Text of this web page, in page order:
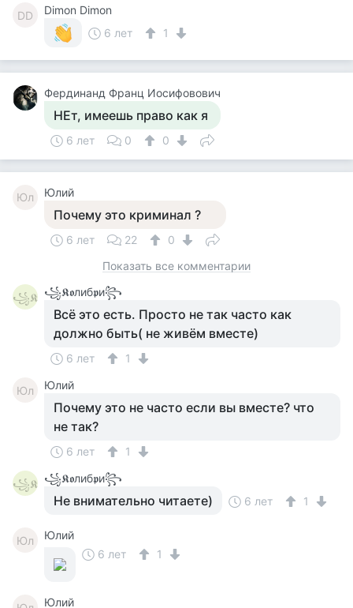
DD
Dimon Dimon
6 лет
1
Фердинанд Франц Иосифовович
НЕт, имеешь право как я
6 лет 0 0
Юл Юлий
Почему это криминал ?
6 лет 22
0
Показать все комментарии
꧁𝕶 ꧁𝕶𝖔либ𝖕и꧂
Всё это есть. Просто не так часто как
должно быть( не живём вместе)
6 лет 1
Юл Юлий
Почему это не часто если вы вместе? что
не так?
6 лет 1
꧁𝕶 ꧁𝕶𝖔либ𝖕и꧂
Не внимательно читаете) 6 лет 1
Юл
Юлий
6 лет
1
Юлий